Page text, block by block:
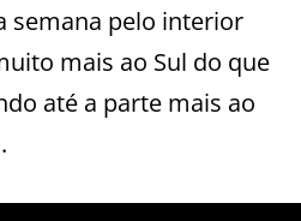
semana pelo interior
mais ao Sul do que
até a parte mais ao